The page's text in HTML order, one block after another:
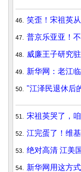
46. 笑歪！宋祖英
47. 普京乐亚亚！
48. 威廉王子研究
49. 新华网：老江
50. "江泽民退休后
51. 宋祖英哭了，
52. 江完蛋了！维
53. 绝对高清 江美
54. 新华网用这方